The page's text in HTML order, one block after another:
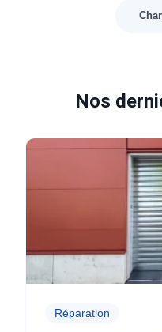
Nos
Réparation